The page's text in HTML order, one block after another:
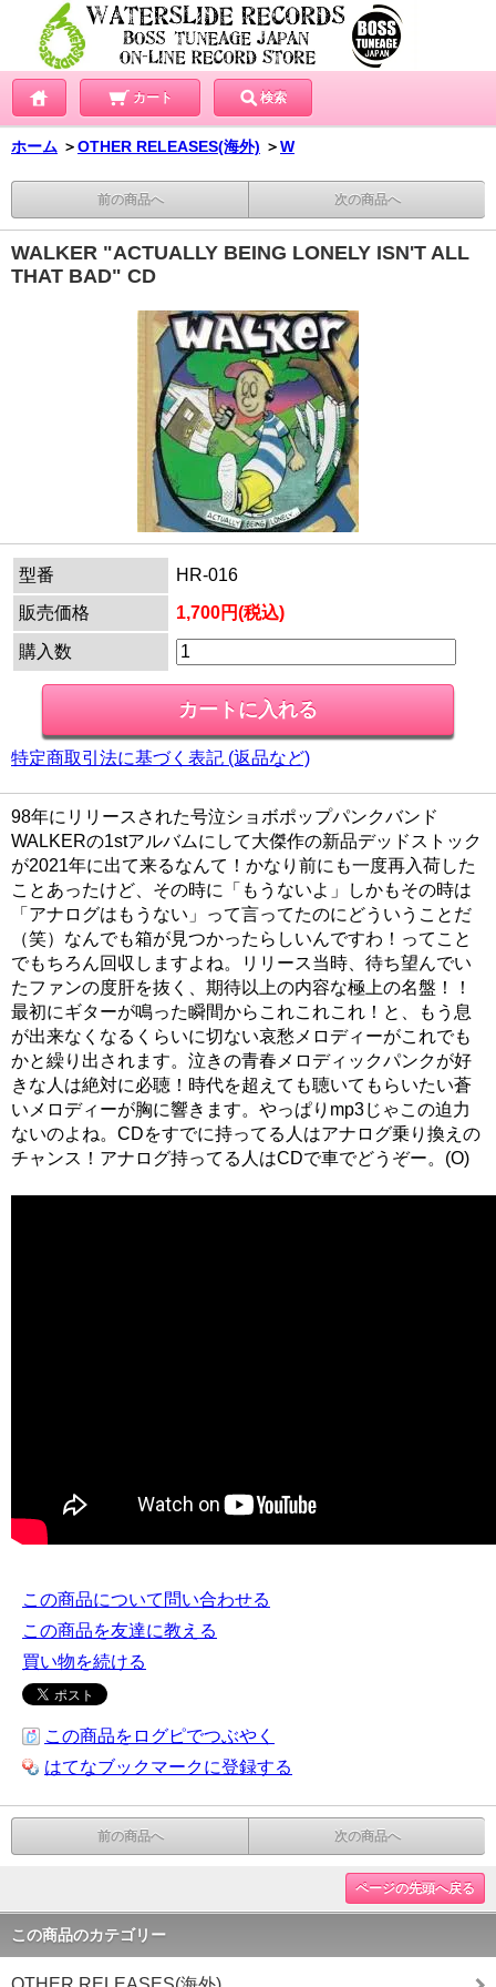
カート 検索
ホーム ＞OTHER RELEASES(海外) ＞W
前の商品へ 次の商品へ
WALKER "ACTUALLY BEING LONELY ISN'T ALL
THAT BAD" CD
型番
HR-016
販売価格
1,700円(税込)
購入数
特定商取引法に基づく表記 (返品など)
98年にリリースされた号泣ショボポップパンクバンド
WALKERの1stアルバムにして大傑作の新品デッドストック
が2021年に出て来るなんて！かなり前にも一度再入荷した
ことあったけど、その時に「もうないよ」しかもその時は
「アナログはもうない」って言ってたのにどういうことだ
（笑）なんでも箱が見つかったらしいんですわ！ってこと
でもちろん回収しますよね。リリース当時、待ち望んでい
たファンの度肝を抜く、期待以上の内容な極上の名盤！！
最初にギターが鳴った瞬間からこれこれこれ！と、もう息
が出来なくなるくらいに切ない哀愁メロディーがこれでも
かと繰り出されます。泣きの青春メロディックパンクが好
きな人は絶対に必聴！時代を超えても聴いてもらいたい蒼
いメロディーが胸に響きます。やっぱりmp3じゃこの迫力
ないのよね。CDをすでに持ってる人はアナログ乗り換えの
チャンス！アナログ持ってる人はCDで車でどうぞー。(O)
この商品について問い合わせる
この商品を友達に教える
買い物を続ける
この商品をログピでつぶやく
はてなブックマークに登録する
前の商品へ 次の商品へ
ページの先頭へ戻る
この商品のカテゴリー